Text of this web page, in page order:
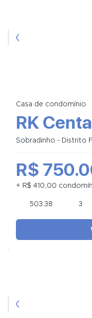
Casa de condomínio
RK
Sobradinho - Distrito
503.38 3
R$
+ R$ 410,00